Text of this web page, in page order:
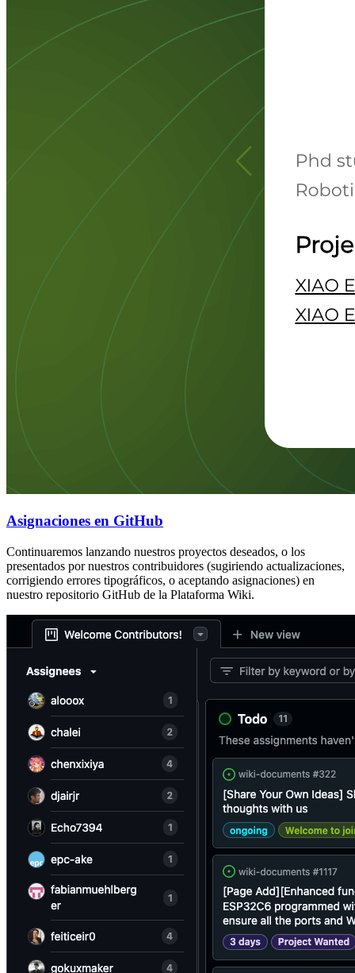
Asignaciones en GitHub
Continuaremos lanzando nuestros proyectos deseados, o los
presentados por nuestros contribuidores (sugiriendo actualizaciones,
corrigiendo errores tipográficos, o aceptando asignaciones) en
nuestro repositorio GitHub de la Plataforma Wiki.